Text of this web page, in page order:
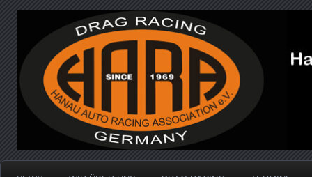
Hanau Auto Racing
Dragracing auf der 1/4 Meile